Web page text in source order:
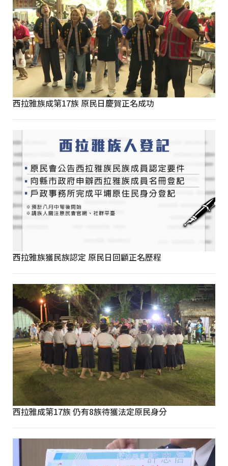
西拉雅族成第17族 原民日慶賀正名成功
西拉雅族獲民族認定 原民日回顧正名歷程
西拉雅成第17族 仍有8族待獲法定原民身分